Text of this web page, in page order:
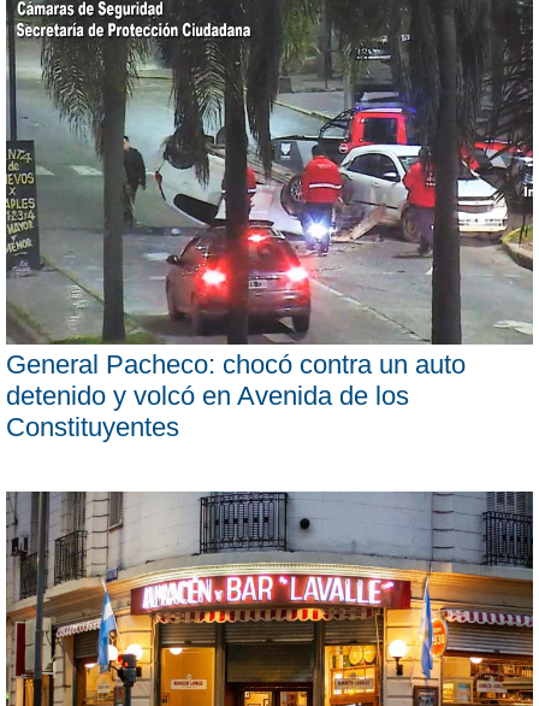
General Pacheco: chocó contra un auto
detenido y volcó en Avenida de los
Constituyentes